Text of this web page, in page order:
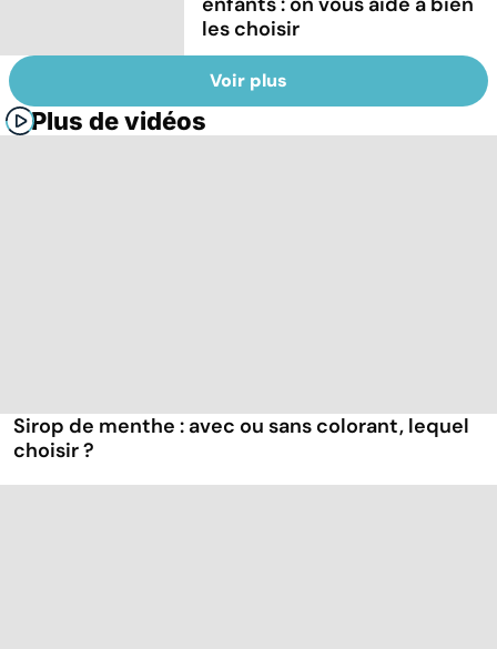
les choisir
Voir plus
Plus de vidéos
Sirop de menthe : avec ou sans colorant, lequel
choisir ?